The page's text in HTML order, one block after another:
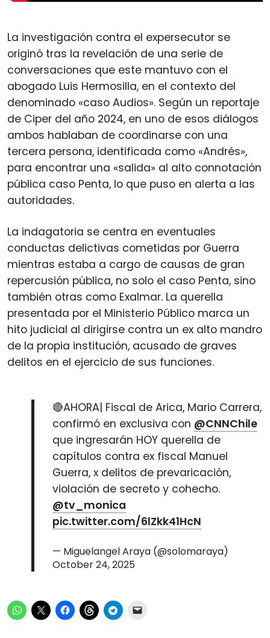
La investigación contra el expersecutor se
originó tras la revelación de una serie de
conversaciones que este mantuvo con el
abogado Luis Hermosilla, en el contexto del
denominado «caso Audios». Según un reportaje
de Ciper del año 2024, en uno de esos diálogos
ambos hablaban de coordinarse con una
tercera persona, identificada como «Andrés»,
para encontrar una «salida» al alto connotación
pública caso Penta, lo que puso en alerta a las
autoridades.
La indagatoria se centra en eventuales
conductas delictivas cometidas por Guerra
mientras estaba a cargo de causas de gran
repercusión pública, no solo el caso Penta, sino
también otras como Exalmar. La querella
presentada por el Ministerio Público marca un
hito judicial al dirigirse contra un ex alto mandro
de la propia institución, acusado de graves
delitos en el ejercicio de sus funciones.
🔴AHORA| Fiscal de Arica, Mario Carrera,
confirmó en exclusiva con @CNNChile
que ingresarán HOY querella de
capítulos contra ex fiscal Manuel
Guerra, x delitos de prevaricación,
violación de secreto y cohecho.
@tv_monica
pic.twitter.com/6lZkk41HcN
— Miguelangel Araya (@solomaraya)
October 24, 2025